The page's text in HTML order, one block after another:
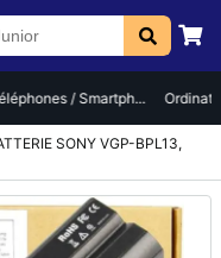
/ Smartph...
SONY VGP-BPL13,